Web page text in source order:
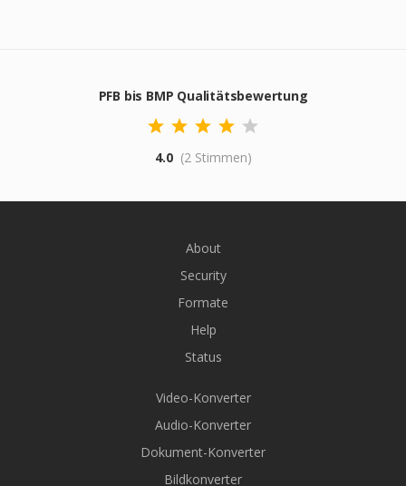
PFB bis BMP Qualitätsbewertung
4.0 (2 Stimmen)
About
Security
Formate
Help
Status
Video-Konverter
Audio-Konverter
Dokument-Konverter
Bildkonverter